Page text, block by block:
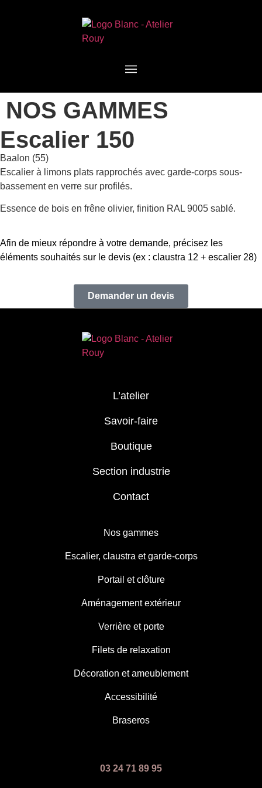
NOS GAMMES
Escalier 150
Baalon (55)
Escalier à limons plats rapprochés avec garde-corps sous-
bassement en verre sur profilés.
Essence de bois en frêne olivier, finition RAL 9005 sablé.
Afin de mieux répondre à votre demande, précisez les
éléments souhaités sur le devis (ex : claustra 12 + escalier 28)
Demander un devis
L’atelier
Savoir-faire
Boutique
Section industrie
Contact
Nos gammes
Escalier, claustra et garde-corps
Portail et clôture
Aménagement extérieur
Verrière et porte
Filets de relaxation
Décoration et ameublement
Accessibilité
Braseros
03 24 71 89 95